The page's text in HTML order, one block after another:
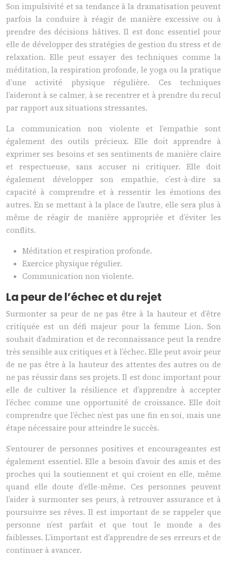
Son impulsivité et sa tendance à la dramatisation peuvent
parfois la conduire à réagir de manière excessive ou à
prendre des décisions hâtives. Il est donc essentiel pour
elle de développer des stratégies de gestion du stress et de
relaxation. Elle peut essayer des techniques comme la
méditation, la respiration profonde, le yoga ou la pratique
d’une activité physique régulière. Ces techniques
l’aideront à se calmer, à se recentrer et à prendre du recul
par rapport aux situations stressantes.
La communication non violente et l’empathie sont
également des outils précieux. Elle doit apprendre à
exprimer ses besoins et ses sentiments de manière claire
et respectueuse, sans accuser ni critiquer. Elle doit
également développer son empathie, c’est-à-dire sa
capacité à comprendre et à ressentir les émotions des
autres. En se mettant à la place de l’autre, elle sera plus à
même de réagir de manière appropriée et d’éviter les
conflits.
Méditation et respiration profonde.
Exercice physique régulier.
Communication non violente.
La peur de l’échec et du rejet
Surmonter sa peur de ne pas être à la hauteur et d’être
critiquée est un défi majeur pour la femme Lion. Son
souhait d’admiration et de reconnaissance peut la rendre
très sensible aux critiques et à l’échec. Elle peut avoir peur
de ne pas être à la hauteur des attentes des autres ou de
ne pas réussir dans ses projets. Il est donc important pour
elle de cultiver la résilience et d’apprendre à accepter
l’échec comme une opportunité de croissance. Elle doit
comprendre que l’échec n’est pas une fin en soi, mais une
étape nécessaire pour atteindre le succès.
S’entourer de personnes positives et encourageantes est
également essentiel. Elle a besoin d’avoir des amis et des
proches qui la soutiennent et qui croient en elle, même
quand elle doute d’elle-même. Ces personnes peuvent
l’aider à surmonter ses peurs, à retrouver assurance et à
poursuivre ses rêves. Il est important de se rappeler que
personne n’est parfait et que tout le monde a des
faiblesses. L’important est d’apprendre de ses erreurs et de
continuer à avancer.